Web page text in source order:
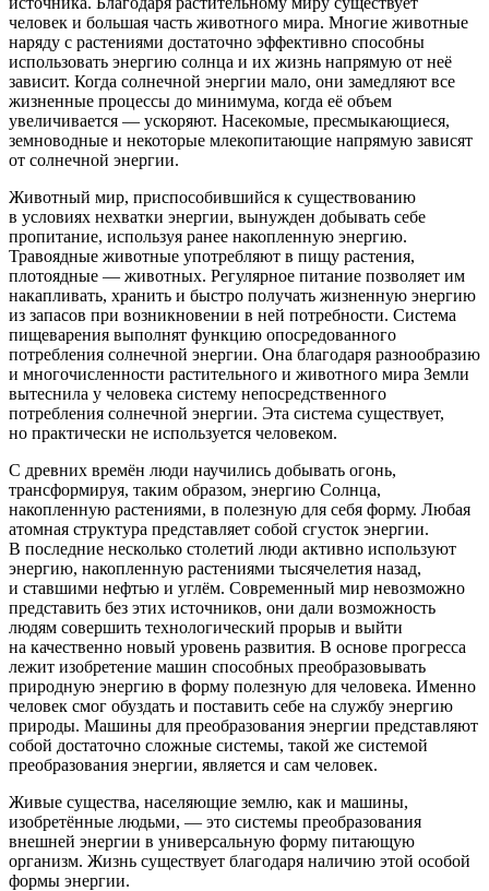
человек и большая часть животного мира. Многие животные
наряду с растениями достаточно эффективно способны
использовать энергию солнца и их жизнь напрямую от неё
зависит. Когда солнечной энергии мало, они замедляют все
жизненные процессы до минимума, когда её объем
увеличивается — ускоряют. Насекомые, пресмыкающиеся,
земноводные и некоторые млекопитающие напрямую зависят
от солнечной энергии.
Животный мир, приспособившийся к существованию
в условиях нехватки энергии, вынужден добывать себе
пропитание, используя ранее накопленную энергию.
Травоядные животные употребляют в пищу растения,
плотоядные — животных. Регулярное питание позволяет им
накапливать, хранить и быстро получать жизненную энергию
из запасов при возникновении в ней потребности. Система
пищеварения выполнят функцию опосредованного
потребления солнечной энергии. Она благодаря разнообразию
и многочисленности растительного и животного мира Земли
вытеснила у человека систему непосредственного
потребления солнечной энергии. Эта система существует,
но практически не используется человеком.
С древних времён люди научились добывать огонь,
трансформируя, таким образом, энергию Солнца,
накопленную растениями, в полезную для себя форму. Любая
атомная структура представляет собой сгусток энергии.
В последние несколько столетий люди активно используют
энергию, накопленную растениями тысячелетия назад,
и ставшими нефтью и углём. Современный мир невозможно
представить без этих источников, они дали возможность
людям совершить технологический прорыв и выйти
на качественно новый уровень развития. В основе прогресса
лежит изобретение машин способных преобразовывать
природную энергию в форму полезную для человека. Именно
человек смог обуздать и поставить себе на службу энергию
природы. Машины для преобразования энергии представляют
собой достаточно сложные системы, такой же системой
преобразования энергии, является и сам человек.
Живые существа, населяющие землю, как и машины,
изобретённые людьми, — это системы преобразования
внешней энергии в универсальную форму питающую
организм. Жизнь существует благодаря наличию этой особой
формы энергии.